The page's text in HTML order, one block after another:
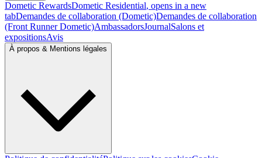
Dometic RewardsDometic Residential, opens in a new
tabDemandes de collaboration (Dometic)Demandes de collaboration
(Front Runner Dometic)AmbassadorsJournalSalons et
expositionsAvis
À propos & Mentions légales